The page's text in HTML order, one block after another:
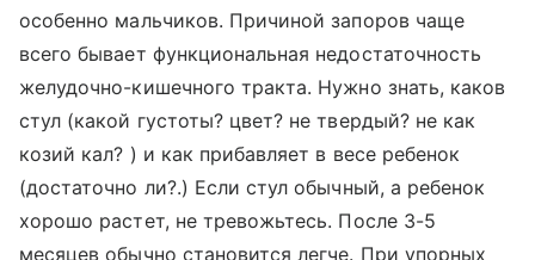
особенно мальчиков. Причиной запоров чаще
всего бывает функциональная недостаточность
желудочно-кишечного тракта. Нужно знать, каков
стул (какой густоты? цвет? не твердый? не как
козий кал? ) и как прибавляет в весе ребенок
(достаточно ли?.) Если стул обычный, а ребенок
хорошо растет, не тревожьтесь. После 3-5
месяцев обычно становится легче. При упорных